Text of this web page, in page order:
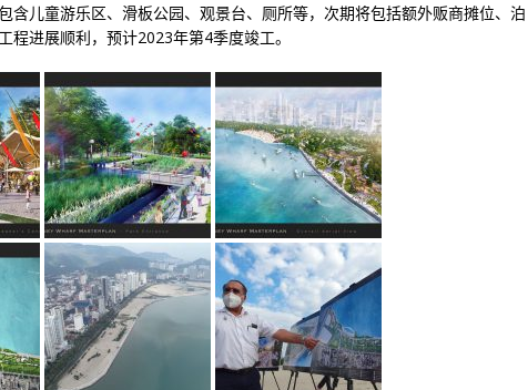
含儿童游乐区、滑板公园、观景台、厕所等，次期将包括额外贩商摊位、泊
程进展顺利，预计2023年第4季度竣工。